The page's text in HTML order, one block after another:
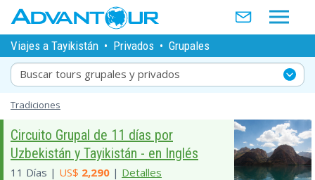
Viajes a Tayikistán • Privados • Grupales
Buscar tours grupales y privados
Tradiciones
Circuito Grupal de 11 días por
Uzbekistán y Tayikistán - en Inglés
11 Días | US$ 2,290 | Detalles